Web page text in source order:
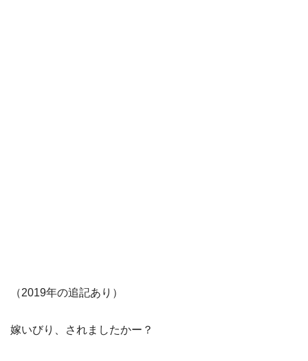
（2019年の追記あり）
嫁いびり、されましたかー？